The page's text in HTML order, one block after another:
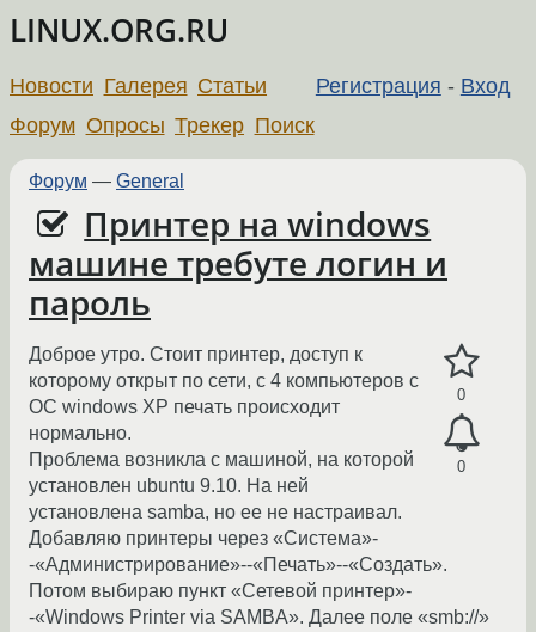
LINUX.ORG.RU
Регистрация - Вход
Новости Галерея Статьи
Форум Опросы Трекер Поиск
Форум — General
Принтер на windows
машине требуте логин и
пароль
0
0
Доброе утро. Стоит принтер, доступ к
которому открыт по сети, с 4 компьютеров с
ОС windows XP печать происходит
нормально.
Проблема возникла с машиной, на которой
установлен ubuntu 9.10. На ней
установлена samba, но ее не настраивал.
Добавляю принтеры через «Система»-
-«Администрирование»--«Печать»--«Создать».
Потом выбираю пункт «Сетевой принтер»-
-«Windows Printer via SAMBA». Далее поле «smb://»